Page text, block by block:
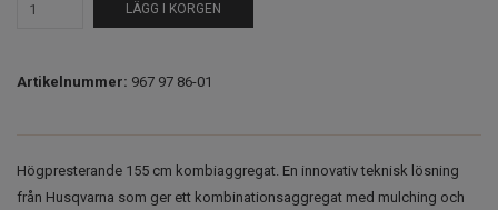
LÄGG I KORGEN
Artikelnummer: 967 97 86-01
Högpresterande 155 cm kombiaggregat. En innovativ teknisk lösning
från Husqvarna som ger ett kombinationsaggregat med mulching och